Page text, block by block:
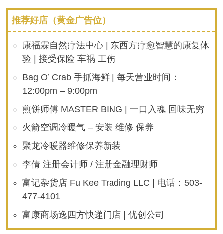
推荐好店（黄金广告位）
康福霖自然疗法中心 | 东西方疗愈智慧的康复体
验 | 接受保险 车祸 工伤
Bag O’ Crab 手抓海鲜 | 每天营业时间：
12:00pm – 9:00pm
煎饼师傅 MASTER BING | 一口入魂 回味无穷
火箭空调冷暖气 – 安装 维修 保养
聚龙冷暖器维修保养新装
李倩 注册会计师 / 注册金融理财师
富记杂货店 Fu Kee Trading LLC | 电话：503-
477-4101
富康商场逸四方快递门店 | 优创公司